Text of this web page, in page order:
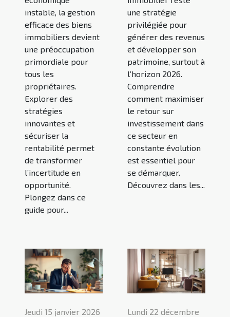
instable, la gestion
efficace des biens
immobiliers devient
une préoccupation
primordiale pour
tous les
propriétaires.
Explorer des
stratégies
innovantes et
sécuriser la
rentabilité permet
de transformer
l’incertitude en
opportunité.
Plongez dans ce
guide pour...
une stratégie
privilégiée pour
générer des revenus
et développer son
patrimoine, surtout à
l’horizon 2026.
Comprendre
comment maximiser
le retour sur
investissement dans
ce secteur en
constante évolution
est essentiel pour
se démarquer.
Découvrez dans les...
Jeudi 15 janvier 2026
Lundi 22 décembre